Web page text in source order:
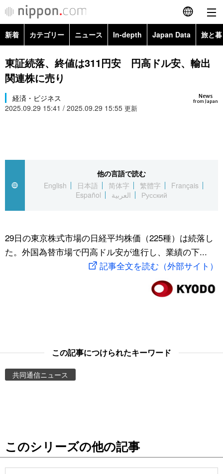
English
简体字
Русский
カテゴリー
国際
社会
文化
アーカイブ
Japan Data
旅と暮らし
動画/Live
Images
People
公式SNS
新着 カテゴリー ニュース In-depth Japan Data 旅と
政治・外交
経済・ビジネス
国際・海外
文化
科学・技術
暮らし
スポーツ・東京2020
Topics
東証続落、終値は311円安 円高ドル安、輸出
関連株に売り
News
from Japan
経済・ビジネス
2025.09.29 15:41 / 2025.09.29 15:55 更新
他の言語で読む
English
日本語 简体字 繁體字
Français
Español
العربية Русский
29日の東京株式市場の日経平均株価（225種）は続落し
た。外国為替市場で円高ドル安が進行し、業績の下...
記事全文を読む（外部サイト）
この記事につけられたキーワード
共同通信ニュース
このシリーズの他の記事